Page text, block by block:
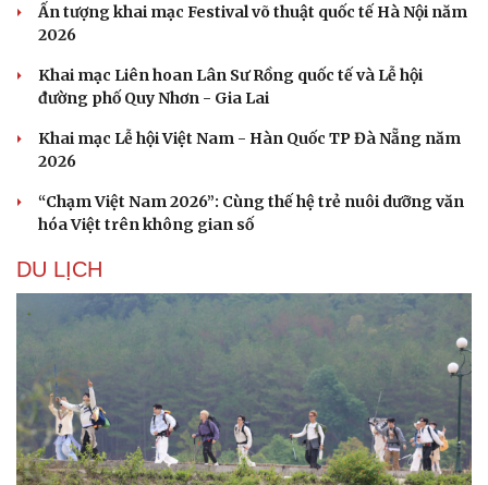
Sân khấu - Điện ảnh
Âm nhạc
Nghệ sĩ
Ấn tượng khai mạc Festival võ thuật quốc tế Hà Nội năm
2026
Khai mạc Liên hoan Lân Sư Rồng quốc tế và Lễ hội
đường phố Quy Nhơn - Gia Lai
Khai mạc Lễ hội Việt Nam - Hàn Quốc TP Đà Nẵng năm
2026
“Chạm Việt Nam 2026”: Cùng thế hệ trẻ nuôi dưỡng văn
hóa Việt trên không gian số
DU LỊCH